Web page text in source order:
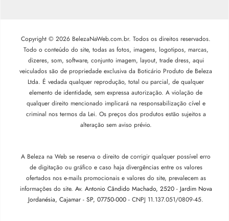
Copyright © 2026 BelezaNaWeb.com.br. Todos os direitos reservados.
Todo o conteúdo do site, todas as fotos, imagens, logotipos, marcas,
dizeres, som, software, conjunto imagem, layout, trade dress, aqui
veiculados são de propriedade exclusiva da Boticário Produto de Beleza
Ltda. É vedada qualquer reprodução, total ou parcial, de qualquer
elemento de identidade, sem expressa autorização. A violação de
qualquer direito mencionado implicará na responsabilização cível e
criminal nos termos da Lei. Os preços dos produtos estão sujeitos a
alteração sem aviso prévio.
A Beleza na Web se reserva o direito de corrigir qualquer possível erro
de digitação ou gráfico e caso haja divergências entre os valores
ofertados nos e-mails promocionais e valores do site, prevalecem as
informações do site. Av. Antonio Cândido Machado, 2520 - Jardim Nova
Jordanésia, Cajamar - SP, 07750-000 - CNPJ 11.137.051/0809-45.